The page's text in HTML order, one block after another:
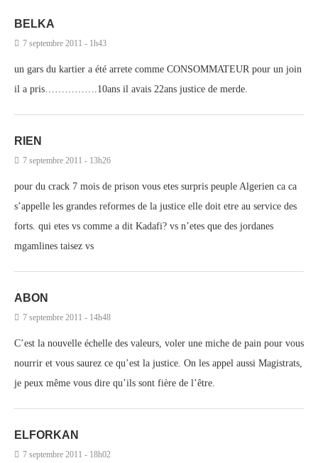
BELKA
7 septembre 2011 - 1h43
un gars du kartier a été arrete comme CONSOMMATEUR pour un join
il a pris…………….10ans il avais 22ans justice de merde.
RIEN
7 septembre 2011 - 13h26
pour du crack 7 mois de prison vous etes surpris peuple Algerien ca ca
s’appelle les grandes reformes de la justice elle doit etre au service des
forts. qui etes vs comme a dit Kadafi? vs n’etes que des jordanes
mgamlines taisez vs
ABON
7 septembre 2011 - 14h48
C’est la nouvelle échelle des valeurs, voler une miche de pain pour vous
nourrir et vous saurez ce qu’est la justice. On les appel aussi Magistrats,
je peux même vous dire qu’ils sont fière de l’être.
ELFORKAN
7 septembre 2011 - 18h02